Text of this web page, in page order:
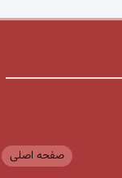
صفحه اصلی